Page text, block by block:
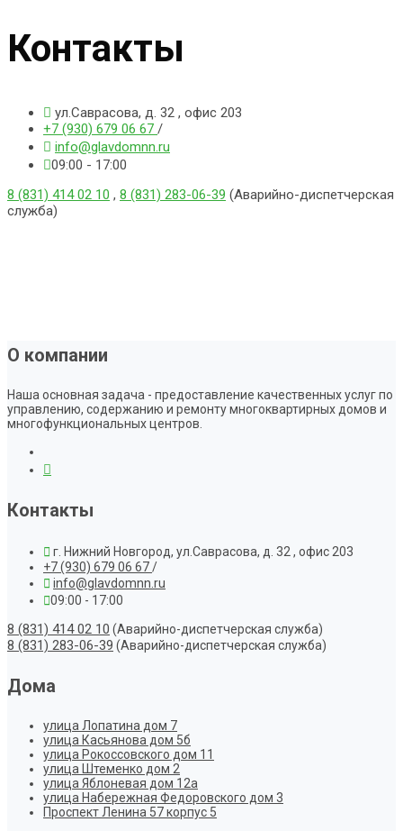
Контакты
ул.Саврасова, д. 32 , офис 203
+7 (930) 679 06 67 /
info@glavdomnn.ru
09:00 - 17:00
8 (831) 414 02 10 , 8 (831) 283-06-39 (Аварийно-диспетчерская
служба)
О компании
Наша основная задача - предоставление качественных услуг по
управлению, содержанию и ремонту многоквартирных домов и
многофункциональных центров.
Контакты
г. Нижний Новгород, ул.Саврасова, д. 32 , офис 203
+7 (930) 679 06 67/
info@glavdomnn.ru
09:00 - 17:00
8 (831) 414 02 10 (Аварийно-диспетчерская служба)
8 (831) 283-06-39 (Аварийно-диспетчерская служба)
Дома
улица Лопатина дом 7
улица Касьянова дом 5б
улица Рокоссовского дом 11
улица Штеменко дом 2
улица Яблоневая дом 12а
улица Набережная Федоровского дом 3
Проспект Ленина 57 корпус 5